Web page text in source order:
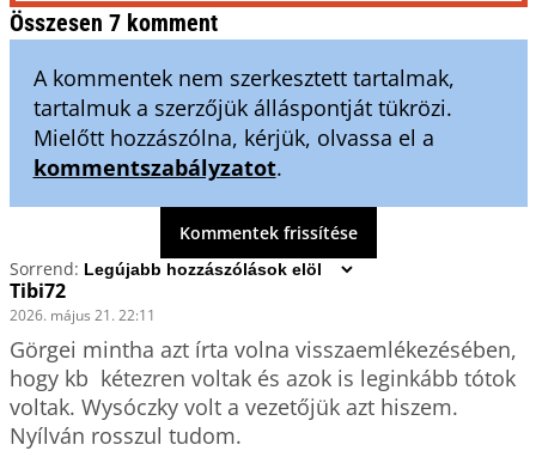
Összesen 7 komment
A kommentek nem szerkesztett tartalmak,
tartalmuk a szerzőjük álláspontját tükrözi.
Mielőtt hozzászólna, kérjük, olvassa el a
kommentszabályzatot.
Kommentek frissítése
Sorrend:
Tibi72
2026. május 21. 22:11
Görgei mintha azt írta volna visszaemlékezésében,
hogy kb  kétezren voltak és azok is leginkább tótok
voltak. Wysóczky volt a vezetőjük azt hiszem.
Nyílván rosszul tudom.